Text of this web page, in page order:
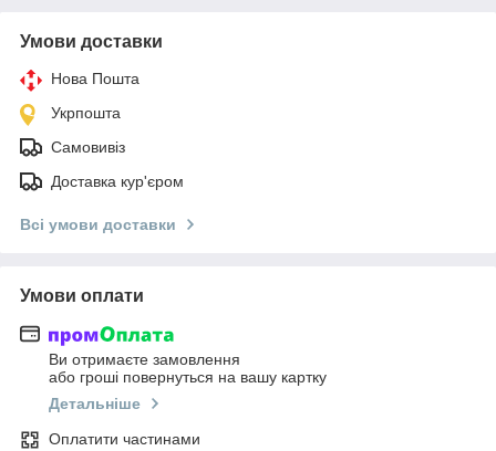
Умови доставки
Нова Пошта
Укрпошта
Самовивіз
Доставка кур'єром
Всі умови доставки
Умови оплати
Ви отримаєте замовлення
або гроші повернуться на вашу картку
Детальніше
Оплатити частинами